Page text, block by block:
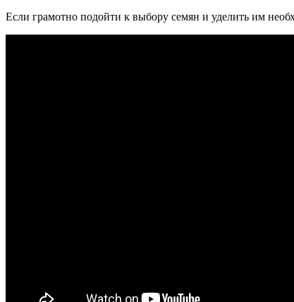
Если грамотно подойти к выбору семян и уделить им